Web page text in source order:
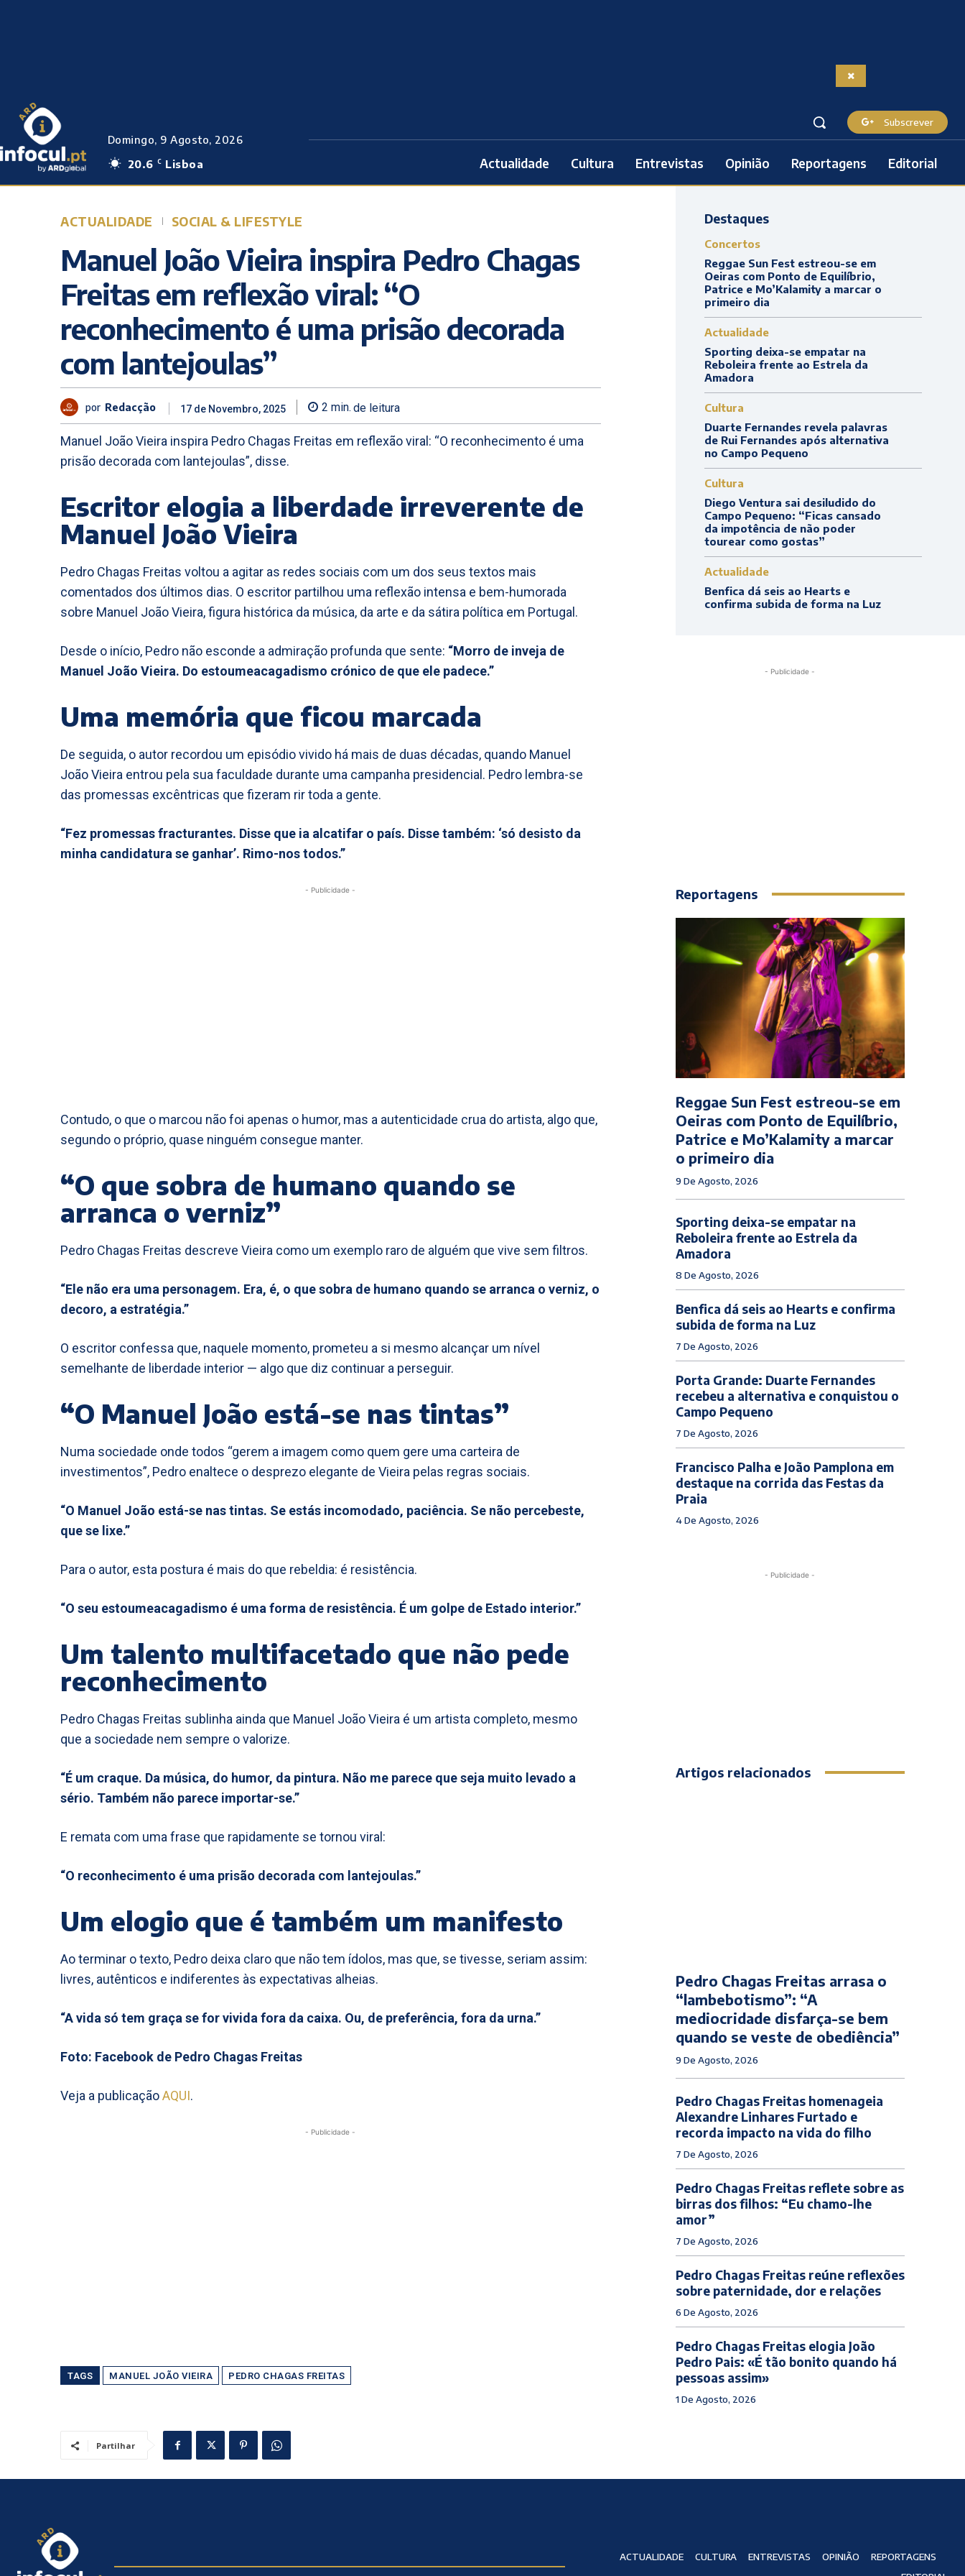
Domingo, 9 Agosto, 2026
20.6 C Lisboa
Subscrever
Actualidade Cultura Entrevistas Opinião Reportagens Editorial
ACTUALIDADE SOCIAL & LIFESTYLE
Manuel João Vieira inspira Pedro Chagas
Freitas em reflexão viral: “O
reconhecimento é uma prisão decorada
com lantejoulas”
por Redacção 17 de Novembro, 2025 2 min. de leitura
Manuel João Vieira inspira Pedro Chagas Freitas em reflexão viral: “O reconhecimento é uma
prisão decorada com lantejoulas”, disse.
Escritor elogia a liberdade irreverente de
Manuel João Vieira
Pedro Chagas Freitas voltou a agitar as redes sociais com um dos seus textos mais
comentados dos últimos dias. O escritor partilhou uma reflexão intensa e bem-humorada
sobre Manuel João Vieira, figura histórica da música, da arte e da sátira política em Portugal.
Desde o início, Pedro não esconde a admiração profunda que sente: “Morro de inveja de
Manuel João Vieira. Do estoumeacagadismo crónico de que ele padece.”
Uma memória que ficou marcada
De seguida, o autor recordou um episódio vivido há mais de duas décadas, quando Manuel
João Vieira entrou pela sua faculdade durante uma campanha presidencial. Pedro lembra-se
das promessas excêntricas que fizeram rir toda a gente.
“Fez promessas fracturantes. Disse que ia alcatifar o país. Disse também: ‘só desisto da
minha candidatura se ganhar’. Rimo-nos todos.”
- Publicidade -
Contudo, o que o marcou não foi apenas o humor, mas a autenticidade crua do artista, algo que,
segundo o próprio, quase ninguém consegue manter.
“O que sobra de humano quando se
arranca o verniz”
Pedro Chagas Freitas descreve Vieira como um exemplo raro de alguém que vive sem filtros.
“Ele não era uma personagem. Era, é, o que sobra de humano quando se arranca o verniz, o
decoro, a estratégia.”
O escritor confessa que, naquele momento, prometeu a si mesmo alcançar um nível
semelhante de liberdade interior — algo que diz continuar a perseguir.
“O Manuel João está-se nas tintas”
Numa sociedade onde todos “gerem a imagem como quem gere uma carteira de
investimentos”, Pedro enaltece o desprezo elegante de Vieira pelas regras sociais.
“O Manuel João está-se nas tintas. Se estás incomodado, paciência. Se não percebeste,
que se lixe.”
Para o autor, esta postura é mais do que rebeldia: é resistência.
“O seu estoumeacagadismo é uma forma de resistência. É um golpe de Estado interior.”
Um talento multifacetado que não pede
reconhecimento
Pedro Chagas Freitas sublinha ainda que Manuel João Vieira é um artista completo, mesmo
que a sociedade nem sempre o valorize.
“É um craque. Da música, do humor, da pintura. Não me parece que seja muito levado a
sério. Também não parece importar-se.”
E remata com uma frase que rapidamente se tornou viral:
“O reconhecimento é uma prisão decorada com lantejoulas.”
Um elogio que é também um manifesto
Ao terminar o texto, Pedro deixa claro que não tem ídolos, mas que, se tivesse, seriam assim:
livres, autênticos e indiferentes às expectativas alheias.
“A vida só tem graça se for vivida fora da caixa. Ou, de preferência, fora da urna.”
Foto: Facebook de Pedro Chagas Freitas
Veja a publicaçãoAQUI.
- Publicidade -
TAGS MANUEL JOÃO VIEIRA PEDRO CHAGAS FREITAS
Partilhar
Destaques
Concertos
Reggae Sun Fest estreou-se em
Oeiras com Ponto de Equilíbrio,
Patrice e Mo’Kalamity a marcar o
primeiro dia
Actualidade
Sporting deixa-se empatar na
Reboleira frente ao Estrela da
Amadora
Cultura
Duarte Fernandes revela palavras
de Rui Fernandes após alternativa
no Campo Pequeno
Cultura
Diego Ventura sai desiludido do
Campo Pequeno: “Ficas cansado
da impotência de não poder
tourear como gostas”
Actualidade
Benfica dá seis ao Hearts e
confirma subida de forma na Luz
- Publicidade -
Reportagens
Reggae Sun Fest estreou-se em
Oeiras com Ponto de Equilíbrio,
Patrice e Mo’Kalamity a marcar
o primeiro dia
9 De Agosto, 2026
Sporting deixa-se empatar na
Reboleira frente ao Estrela da
Amadora
8 De Agosto, 2026
Benfica dá seis ao Hearts e confirma
subida de forma na Luz
7 De Agosto, 2026
Porta Grande: Duarte Fernandes
recebeu a alternativa e conquistou o
Campo Pequeno
7 De Agosto, 2026
Francisco Palha e João Pamplona em
destaque na corrida das Festas da
Praia
4 De Agosto, 2026
- Publicidade -
Artigos relacionados
Pedro Chagas Freitas arrasa o
“lambebotismo”: “A
mediocridade disfarça-se bem
quando se veste de obediência”
9 De Agosto, 2026
Pedro Chagas Freitas homenageia
Alexandre Linhares Furtado e
recorda impacto na vida do filho
7 De Agosto, 2026
Pedro Chagas Freitas reflete sobre as
birras dos filhos: “Eu chamo-lhe
amor”
7 De Agosto, 2026
Pedro Chagas Freitas reúne reflexões
sobre paternidade, dor e relações
6 De Agosto, 2026
Pedro Chagas Freitas elogia João
Pedro Pais: «É tão bonito quando há
pessoas assim»
1 De Agosto, 2026
ACTUALIDADE CULTURA ENTREVISTAS OPINIÃO
REPORTAGENS